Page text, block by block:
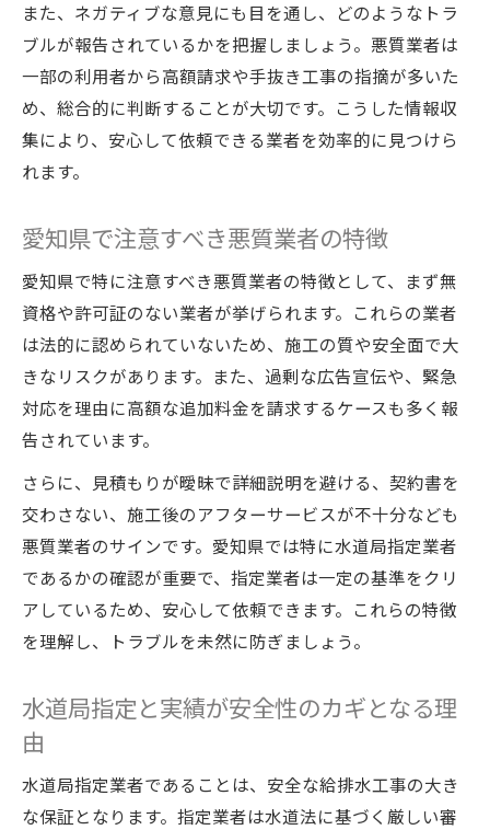
また、ネガティブな意見にも目を通し、どのようなトラ
ブルが報告されているかを把握しましょう。悪質業者は
一部の利用者から高額請求や手抜き工事の指摘が多いた
め、総合的に判断することが大切です。こうした情報収
集により、安心して依頼できる業者を効率的に見つけら
れます。
愛知県で注意すべき悪質業者の特徴
愛知県で特に注意すべき悪質業者の特徴として、まず無
資格や許可証のない業者が挙げられます。これらの業者
は法的に認められていないため、施工の質や安全面で大
きなリスクがあります。また、過剰な広告宣伝や、緊急
対応を理由に高額な追加料金を請求するケースも多く報
告されています。
さらに、見積もりが曖昧で詳細説明を避ける、契約書を
交わさない、施工後のアフターサービスが不十分なども
悪質業者のサインです。愛知県では特に水道局指定業者
であるかの確認が重要で、指定業者は一定の基準をクリ
アしているため、安心して依頼できます。これらの特徴
を理解し、トラブルを未然に防ぎましょう。
水道局指定と実績が安全性のカギとなる理
由
水道局指定業者であることは、安全な給排水工事の大き
な保証となります。指定業者は水道法に基づく厳しい審